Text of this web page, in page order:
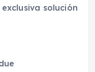
solución